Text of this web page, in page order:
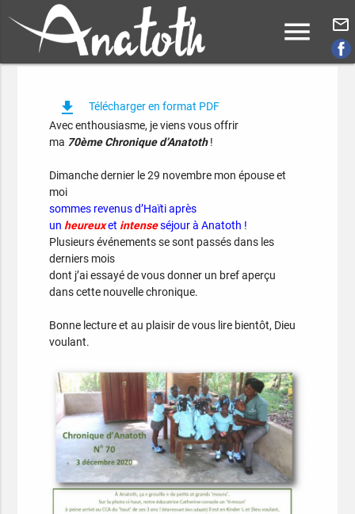
menu mail_outline
file_download
Télécharger en format PDF
Avec enthousiasme, je viens vous offrir
ma 70ème Chronique d’Anatoth!
Dimanche dernier le 29 novembre mon épouse et
moi
sommes revenus d’Haïti après
un heureuxet intenseséjour à Anatoth !
Plusieurs événements se sont passés dans les
derniers mois
dont j’ai essayé de vous donner un bref aperçu
dans cette nouvelle chronique.
Bonne lecture et au plaisir de vous lire bientôt, Dieu
voulant.